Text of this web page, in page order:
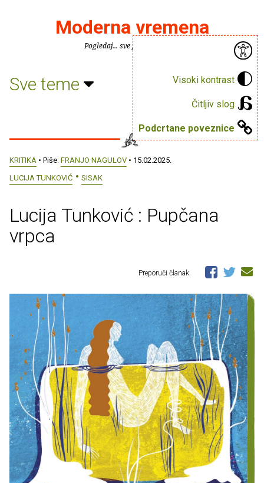
Visoki kontrast
Čitljiv slog
Podcrtane poveznice
Moderna vremena
Pogledaj... sve je puno knjiga.
Sve teme
KRITIKA • Piše: FRANJO NAGULOV • 15.02.2025.
LUCIJA TUNKOVIĆ
SISAK
Lucija Tunković : Pupčana
vrpca
Preporuči članak